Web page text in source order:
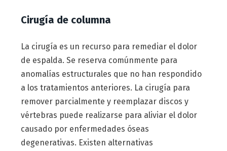
Cirugía de columna
La cirugía es un recurso para remediar el dolor
de espalda. Se reserva comúnmente para
anomalías estructurales que no han respondido
a los tratamientos anteriores. La cirugía para
remover parcialmente y reemplazar discos y
vértebras puede realizarse para aliviar el dolor
causado por enfermedades óseas
degenerativas. Existen alternativas